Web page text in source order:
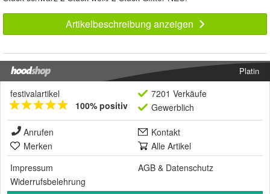
Artikelbeschreibung anzeigen
Platin
festivalartikel
100% positiv
7201 Verkäufe
Gewerblich
Anrufen
Kontakt
Merken
Alle Artikel
Impressum
AGB & Datenschutz
Widerrufsbelehrung